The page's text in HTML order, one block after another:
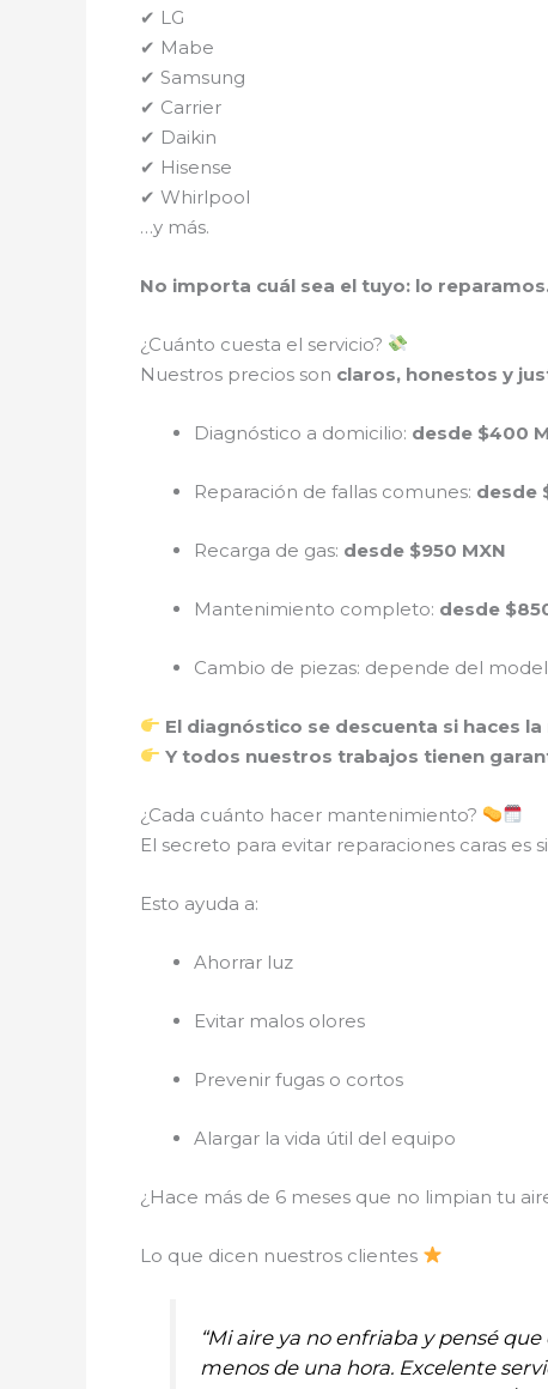
✔ LG
✔ Mabe
✔ Samsung
✔ Carrier
✔ Daikin
✔ Hisense
✔ Whirlpool
…y más.
No importa cuál sea el tuyo: lo
¿Cuánto cuesta el servicio?
Nuestros precios son claros, honestos y
Diagnóstico a domicilio: desde $400
Reparación de fallas comunes: desde
Recarga de gas: desde $950 MXN
Mantenimiento completo: desde
Cambio de piezas: depende del
El diagnóstico se descuenta si haces
Y todos nuestros trabajos tienen
¿Cada cuánto hacer mantenimiento?
El secreto para evitar reparaciones caras es
Esto ayuda a:
Ahorrar luz
Evitar malos olores
Prevenir fugas o cortos
Alargar la vida útil del equipo
¿Hace más de 6 meses que no limpian tu
Lo que dicen nuestros clientes
“Mi aire ya no enfriaba y pensé
menos de una hora. Excelente